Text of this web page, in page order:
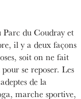
du Coudray et
il y a deux façons
soit on ne fait
se reposer. Les
de la
marche sportive,